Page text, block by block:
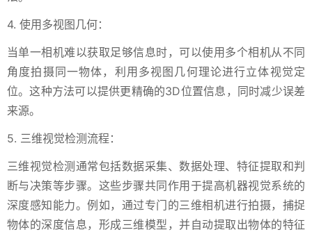
4. 使用多视图几何：
当单一相机难以获取足够信息时，可以使用多个相机从不同
角度拍摄同一物体，利用多视图几何理论进行立体视觉定
位。这种方法可以提供更精确的3D位置信息，同时减少误差
来源。
5. 三维视觉检测流程：
三维视觉检测通常包括数据采集、数据处理、特征提取和判
断与决策等步骤。这些步骤共同作用于提高机器视觉系统的
深度感知能力。例如，通过专门的三维相机进行拍摄，捕捉
物体的深度信息，形成三维模型，并自动提取出物体的特征